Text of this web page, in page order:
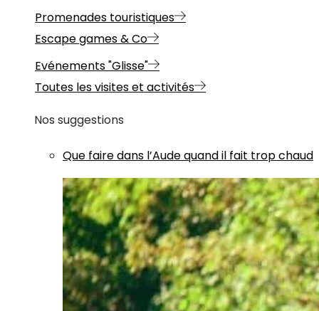
Promenades touristiques
Escape games & Co
Evénements "Glisse"
Toutes les visites et activités
Nos suggestions
Que faire dans l’Aude quand il fait trop chaud